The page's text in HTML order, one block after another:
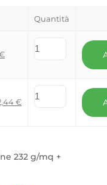
Quantità
originale era: 6,30 €.
Il prezzo attuale è: 4,41 €.
originale era: 188,80
€Il prezzo attuale è:
232 g/mq +